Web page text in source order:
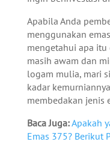
Apabila Anda
menggunakan
mengetahui apa itu
masih awam dan
logam mulia, mari
kadar
membedakan jenis
Baca Juga:Apakah
Emas 375? Berikut